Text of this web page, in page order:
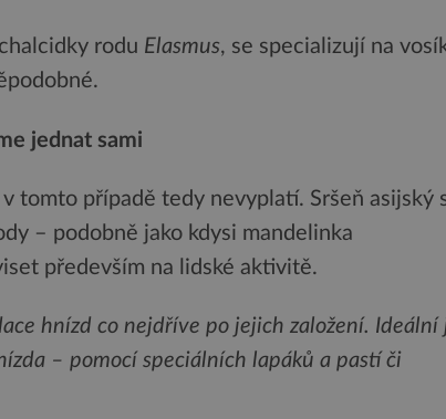
rodu Elasmus, se specializují na
jednat sami
tomto případě tedy nevyplatí. Sršeň asijský
– podobně jako kdysi mandelinka
především na lidské aktivitě.
hnízd co nejdříve po jejich založení. Ideální
– pomocí speciálních lapáků a pastí či